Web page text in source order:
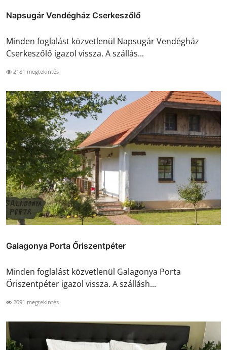
Napsugár Vendégház Cserkeszőlő
Minden foglalást közvetlenül Napsugár Vendégház
Cserkeszőlő igazol vissza. A szállás...
2181 megtekintés
Galagonya Porta Őriszentpéter
Minden foglalást közvetlenül Galagonya Porta
Őriszentpéter igazol vissza. A szállásh...
2091 megtekintés